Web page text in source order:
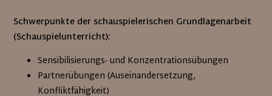
Schwerpunkte der schauspielerischen Grundlagenarbeit
(Schauspielunterricht):
Sensibilisierungs- und Konzentrationsübungen
Partnerübungen (Auseinandersetzung,
Konfliktfähigkeit)